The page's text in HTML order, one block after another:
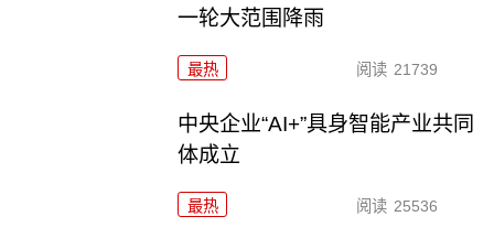
一轮大范围降雨
最热 阅读 21739
中央企业“AI+”具身智能产业共同
体成立
最热 阅读 25536